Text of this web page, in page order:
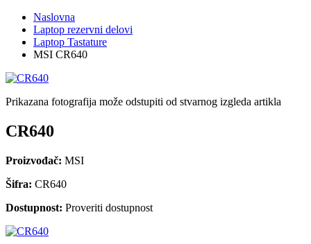
Naslovna
Laptop rezervni delovi
Laptop Tastature
MSI CR640
Prikazana fotografija može odstupiti od stvarnog izgleda artikla
CR640
Proizvođač: MSI
Šifra: CR640
Dostupnost: Proveriti dostupnost